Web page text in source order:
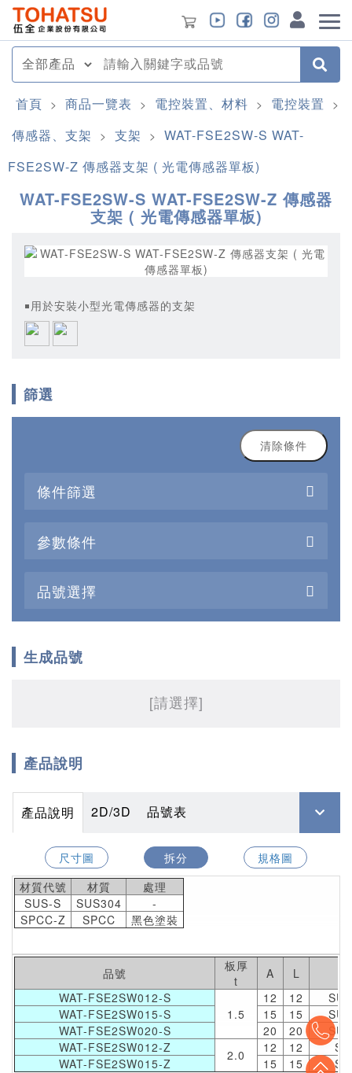
首頁 > 商品一覽表 > 電控裝置、材料 > 電控裝置 >
傳感器、支架 > 支架 > WAT-FSE2SW-S WAT-
FSE2SW-Z 傳感器支架 ( 光電傳感器單板)
WAT-FSE2SW-S WAT-FSE2SW-Z 傳感器
支架 ( 光電傳感器單板)
￭用於安裝小型光電傳感器的支架
篩選
清除條件
條件篩選
參數條件
品號選擇
生成品號
[請選擇]
產品說明
產品說明 2D/3D 品號表
尺寸圖 拆分
規格圖
材質代號
材質
處理
SUS-S
SUS304
-
SPCC-Z
SPCC 黑色塗裝
品號
板厚
t
A L
WAT-FSE2SW012-S
1.5
12 12
WAT-FSE2SW015-S
15 15
WAT-FSE2SW020-S
20 20
WAT-FSE2SW012-Z
2.0 12 12
WAT-FSE2SW015-Z
15 15